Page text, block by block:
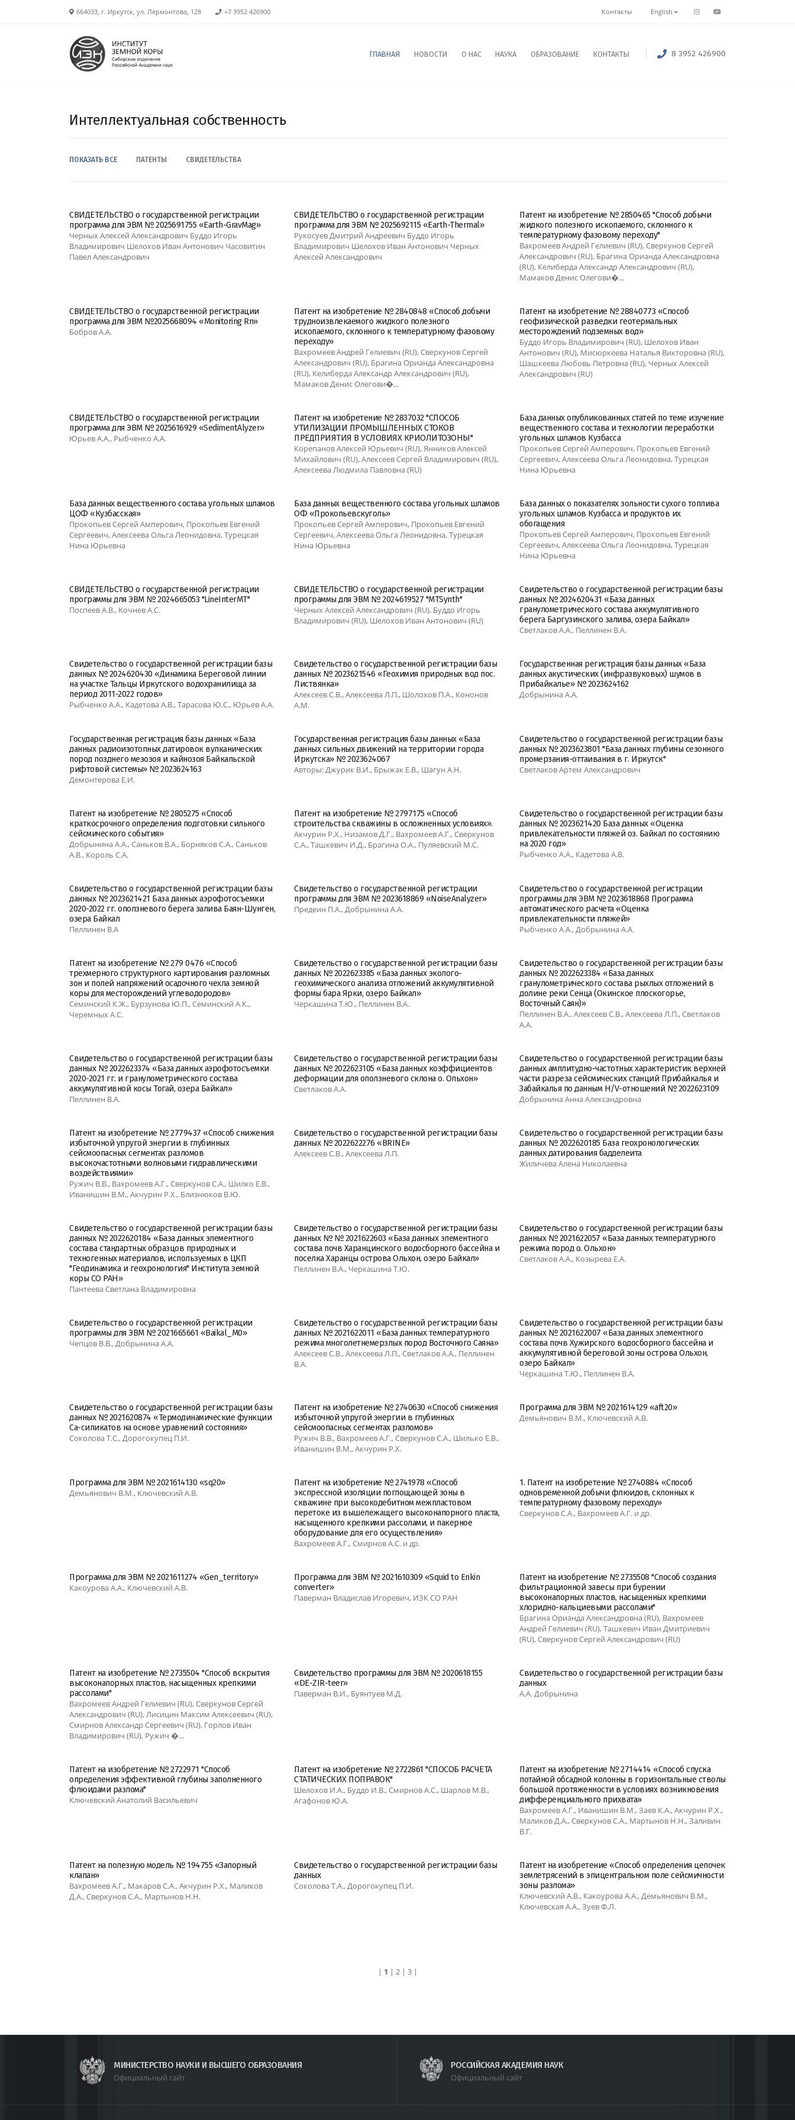
664033, г. Иркутск, ул. Лермонтова, 128 +7 3952 426900 Контакты English
ГЛАВНАЯ НОВОСТИ О НАС НАУКА ОБРАЗОВАНИЕ КОНТАКТЫ 8 3952 426900
Интеллектуальная собственность
ПОКАЗАТЬ ВСЕ ПАТЕНТЫ СВИДЕТЕЛЬСТВА
СВИДЕТЕЛЬСТВО о государственной регистрации
программа для ЭВМ № 2025691755 «Earth-GravMag»
Черных Алексей Александрович Буддо Игорь
Владимирович Шелохов Иван Антонович Часовитин
Павел Александрович
СВИДЕТЕЛЬСТВО о государственной регистрации
программа для ЭВМ № 2025692115 «Earth-Thermal»
Рукосуев Дмитрий Андреевич Буддо Игорь
Владимирович Шелохов Иван Антонович Черных
Алексей Александрович
Патент на изобретение № 2850465 "Способ добычи
жидкого полезного ископаемого, склонного к
температурному фазовому переходу"
Вахромеев Андрей Гелиевич (RU), Сверкунов Сергей
Александрович (RU), Брагина Орианда Александровна
(RU), Келиберда Александр Александрович (RU),
Мамаков Денис Олегови�...
СВИДЕТЕЛЬСТВО о государственной регистрации
программа для ЭВМ №2025668094 «Monitoring Rn»
Бобров А.А.
Патент на изобретение № 2840848 «Способ добычи
трудноизвлекаемого жидкого полезного
ископаемого, склонного к температурному фазовому
переходу»
Вахромеев Андрей Гелиевич (RU), Сверкунов Сергей
Александрович (RU), Брагина Орианда Александровна
(RU), Келиберда Александр Александрович (RU),
Мамаков Денис Олегови�...
Патент на изобретение № 28840773 «Способ
геофизической разведки геотермальных
месторождений подземных вод»
Буддо Игорь Владимирович (RU), Шелохов Иван
Антонович (RU), Мисюркеева Наталья Викторовна (RU),
Шашкеева Любовь Петровна (RU), Черных Алексей
Александрович (RU)
СВИДЕТЕЛЬСТВО о государственной регистрации
программа для ЭВМ № 2025616929 «SedimentAlyzer»
Юрьев А.А., Рыбченко А.А.
Патент на изобретение № 2837032 "СПОСОБ
УТИЛИЗАЦИИ ПРОМЫШЛЕННЫХ СТОКОВ
ПРЕДПРИЯТИЯ В УСЛОВИЯХ КРИОЛИТОЗОНЫ"
Корепанов Алексей Юрьевич (RU), Янников Алексей
Михайлович (RU), Алексеев Сергей Владимирович (RU),
Алексеева Людмила Павловна (RU)
База данных опубликованных статей по теме изучение
вещественного состава и технологии переработки
угольных шламов Кузбасса
Прокопьев Сергей Амперович, Прокопьев Евгений
Сергеевич, Алексеева Ольга Леонидовна, Турецкая
Нина Юрьевна
База данных вещественного состава угольных шламов
ЦОФ «Кузбасская»
Прокопьев Сергей Амперович, Прокопьев Евгений
Сергеевич, Алексеева Ольга Леонидовна, Турецкая
Нина Юрьевна
База данных вещественного состава угольных шламов
ОФ «Прокопьевскуголь»
Прокопьев Сергей Амперович, Прокопьев Евгений
Сергеевич, Алексеева Ольга Леонидовна, Турецкая
Нина Юрьевна
База данных о показателях зольности сухого топлива
угольных шламов Кузбасса и продуктов их
обогащения
Прокопьев Сергей Амперович, Прокопьев Евгений
Сергеевич, Алексеева Ольга Леонидовна, Турецкая
Нина Юрьевна
СВИДЕТЕЛЬСТВО о государственной регистрации
программы для ЭВМ № 2024665053 "LineInterMT"
Поспеев А.В., Кочнев А.С.
СВИДЕТЕЛЬСТВО о государственной регистрации
программы для ЭВМ № 2024619527 "MTSynth"
Черных Алексей Александрович (RU), Буддо Игорь
Владимирович (RU), Шелохов Иван Антонович (RU)
Свидетельство о государственной регистрации базы
данных № 2024620431 «База данных
гранулометрического состава аккумулятивного
берега Баргузинского залива, озера Байкал»
Светлаков А.А., Пеллинен В.А.
Свидетельство о государственной регистрации базы
данных № 2024620430 «Динамика Береговой линии
на участке Тальцы Иркутского водохранилища за
период 2011-2022 годов»
Рыбченко А.А., Кадетова А.В., Тарасова Ю.С., Юрьев А.А.
Свидетельство о государственной регистрации базы
данных № 2023621546 «Геохимия природных вод пос.
Листвянка»
Алексеев С.В., Алексеева Л.П., Шолохов П.А., Кононов
А.М.
Государственная регистрация базы данных «База
данных акустических (инфразвуковых) шумов в
Прибайкалье» № 2023624162
Добрынина А.А.
Государственная регистрация базы данных «База
данных радиоизотопных датировок вулканических
пород позднего мезозоя и кайнозоя Байкальской
рифтовой системы» № 2023624163
Демонтерова Е.И.
Государственная регистрация базы данных «База
данных сильных движений на территории города
Иркутска» № 2023624067
Авторы: Джурик В.И., Брыжак Е.В., Шагун А.Н.
Свидетельство о государственной регистрации базы
данных № 2023623801 "База данных глубины сезонного
промерзания-оттаивания в г. Иркутск"
Светлаков Артем Александрович
Патент на изобретение № 2805275 «Способ
краткосрочного определения подготовки сильного
сейсмического события»
Добрынина А.А., Саньков В.А., Борняков С.А., Саньков
А.В., Король С.А.
Патент на изобретение № 2797175 «Способ
строительства скважины в осложненных условиях».
Акчурин Р.Х., Низамов Д.Г., Вахромеев А.Г., Сверкунов
С.А., Ташкевич И.Д., Брагина О.А., Пуляевский М.С.
Свидетельство о государственной регистрации базы
данных № 2023621420 База данных «Оценка
привлекательности пляжей оз. Байкал по состоянию
на 2020 год»
Рыбченко А.А., Кадетова А.В.
Свидетельство о государственной регистрации базы
данных № 2023621421 База данных аэрофотосъемки
2020-2022 гг. оползневого берега залива Баян-Шунген,
озера Байкал
Пеллинен В.А
Свидетельство о государственной регистрации
программы для ЭВМ № 2023618869 «NoiseAnalyzer»
Предеин П.А., Добрынина А.А.
Свидетельство о государственной регистрации
программы для ЭВМ № 2023618868 Программа
автоматического расчета «Оценка
привлекательности пляжей»
Рыбченко А.А., Добрынина А.А.
Патент на изобретение № 279 0476 «Способ
трехмерного структурного картирования разломных
зон и полей напряжений осадочного чехла земной
коры для месторождений углеводородов»
Семинский К.Ж., Бурзунова Ю.П., Семинский А.К.,
Черемных А.С.
Свидетельство о государственной регистрации базы
данных № 2022623385 «База данных эколого-
геохимического анализа отложений аккумулятивной
формы бара Ярки, озеро Байкал»
Черкашина Т.Ю., Пеллинен В.А.
Свидетельство о государственной регистрации базы
данных № 2022623384 «База данных
гранулометрического состава рыхлых отложений в
долине реки Сенца (Окинское плоскогорье,
Восточный Саян)»
Пеллинен В.А., Алексеев С.В., Алексеева Л.П., Светлаков
А.А.
Свидетельство о государственной регистрации базы
данных № 2022623374 «База данных аэрофотосъемки
2020-2021 гг. и гранулометрического состава
аккумулятивной косы Тогай, озера Байкал»
Пеллинен В.А.
Свидетельство о государственной регистрации базы
данных № 2022623105 «База данных коэффициентов
деформации для оползневого склона о. Ольхон»
Светлаков А.А.
Свидетельство о государственной регистрации базы
данных амплитудно-частотных характеристик верхней
части разреза сейсмических станций Прибайкалья и
Забайкалья по данным H/V-отношений № 2022623109
Добрынина Анна Александровна
Патент на изобретение № 2779437 «Способ снижения
избыточной упругой энергии в глубинных
сейсмоопасных сегментах разломов
высокочастотными волновыми гидравлическими
воздействиями»
Ружич В.В., Вахромеев А.Г., Сверкунов С.А., Шилко Е.В.,
Иванишин В.М., Акчурин Р.Х., Близнюков В.Ю.
Свидетельство о государственной регистрации базы
данных № 2022622276 «BRINE»
Алексеев С.В., Алексеева Л.П.
Свидетельство о государственной регистрации базы
данных № 2022620185 База геохронологических
данных датирования бадделеита
Жиличева Алена Николаевна
Свидетельство о государственной регистрации базы
данных № 2022620184 «База данных элементного
состава стандартных образцов природных и
техногенных материалов, используемых в ЦКП
"Геодинамика и геохронология" Института земной
коры СО РАН»
Пантеева Светлана Владимировна
Свидетельство о государственной регистрации базы
данных № № 2021622603 «База данных элементного
состава почв Харанцинского водосборного бассейна и
поселка Харанцы острова Ольхон, озеро Байкал»
Пеллинен В.А., Черкашина Т.Ю.
Свидетельство о государственной регистрации базы
данных № 2021622057 «База данных температурного
режима пород о. Ольхон»
Светлаков А.А., Козырева Е.А.
Свидетельство о государственной регистрации
программы для ЭВМ № 2021665661 «Baikal_M0»
Чепцов В.В., Добрынина А.А.
Свидетельство о государственной регистрации базы
данных № 2021622011 «База данных температурного
режима многолетнемерзлых пород Восточного Саяна»
Алексеев С.В., Алексеева Л.П., Светлаков А.А., Пеллинен
В.А.
Свидетельство о государственной регистрации базы
данных № 2021622007 «База данных элементного
состава почв Хужирского водосборного бассейна и
аккумулятивной береговой зоны острова Ольхон,
озеро Байкал»
Черкашина Т.Ю., Пеллинен В.А.
Свидетельство о государственной регистрации базы
данных № 2021620874 «Термодинамические функции
Ca-силикатов на основе уравнений состояния»
Соколова Т.С., Дорогокупец П.И.
Патент на изобретение № 2740630 «Способ снижения
избыточной упругой энергии в глубинных
сейсмоопасных сегментах разломов»
Ружич В.В., Вахромеев А.Г., Сверкунов С.А., Шилько Е.В.,
Иванишин В.М., Акчурин Р.Х.
Программа для ЭВМ № 2021614129 «aft20»
Демьянович В.М., Ключевский А.В.
Программа для ЭВМ № 2021614130 «sq20»
Демьянович В.М., Ключевский А.В.
Патент на изобретение № 2741978 «Способ
экспрессной изоляции поглощающей зоны в
скважине при высокодебитном межпластовом
перетоке из вышележащего высоконапорного пласта,
насыщенного крепкими рассолами, и пакерное
оборудование для его осуществления»
Вахромеев А.Г., Смирнов А.С. и др.
1. Патент на изобретение № 2740884 «Способ
одновременной добычи флюидов, склонных к
температурному фазовому переходу»
Сверкунов С.А., Вахромеев А.Г. и др.
Программа для ЭВМ № 2021611274 «Gen_territory»
Какоурова А.А., Ключевский А.В.
Программа для ЭВМ № 2021610309 «Squid to Enkin
converter»
Паверман Владислав Игоревич, ИЗК СО РАН
Патент на изобретение № 2735508 "Способ создания
фильтрационной завесы при бурении
высоконапорных пластов, насыщенных крепкими
хлоридно-кальциевыми рассолами"
Брагина Орианда Александровна (RU), Вахромеев
Андрей Гелиевич (RU), Ташкевич Иван Дмитриевич
(RU), Сверкунов Сергей Александрович (RU)
Патент на изобретение № 2735504 "Способ вскрытия
высоконапорных пластов, насыщенных крепкими
рассолами"
Вахромеев Андрей Гелиевич (RU), Сверкунов Сергей
Александрович (RU), Лисицин Максим Алексеевич (RU),
Смирнов Александр Сергеевич (RU), Горлов Иван
Владимирович (RU), Ружич �...
Свидетельство программы для ЭВМ № 2020618155
«DE-ZIR-teer»
Паверман В.И., Буянтуев М.Д.
Свидетельство о государственной регистрации базы
данных
А.А. Добрынина
Патент на изобретение № 2722971 "Способ
определения эффективной глубины заполненного
флюидами разлома"
Ключевский Анатолий Васильевич
Патент на изобретение № 2722861 "СПОСОБ РАСЧЕТА
СТАТИЧЕСКИХ ПОПРАВОК"
Шелохов И.А., Буддо И.В., Смирнов А.С., Шарлов М.В.,
Агафонов Ю.А.
Патент на изобретение № 2714414 «Способ спуска
потайной обсадной колонны в горизонтальные стволы
большой протяженности в условиях возникновения
дифференциального прихвата»
Вахромеев А.Г., Иванишин В.М., Заев К.А., Акчурин Р.Х.,
Маликов Д.А., Сверкунов С.А., Мартынов Н.Н., Заливин
В.Г.
Патент на полезную модель № 194755 «Запорный
клапан»
Вахромеев А.Г., Макаров С.А., Акчурин Р.Х., Маликов
Д.А., Сверкунов С.А., Мартынов Н.Н.
Свидетельство о государственной регистрации базы
данных
Соколова Т.А., Дорогокупец П.И.
Патент на изобретение «Способ определения цепочек
землетрясений в эпицентральном поле сейсмичности
зоны разлома»
Ключевский А.В., Какоурова А.А., Демьянович В.М.,
Ключевская А.А., Зуев Ф.Л.
| 1 | 2| 3|
МИНИСТЕРСТВО НАУКИ И ВЫСШЕГО ОБРАЗОВАНИЯ
Официальный сайт
РОССИЙСКАЯ АКАДЕМИЯ НАУК
Официальный сайт